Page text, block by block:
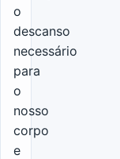
o
descanso
necessário
para
o
nosso
corpo
e